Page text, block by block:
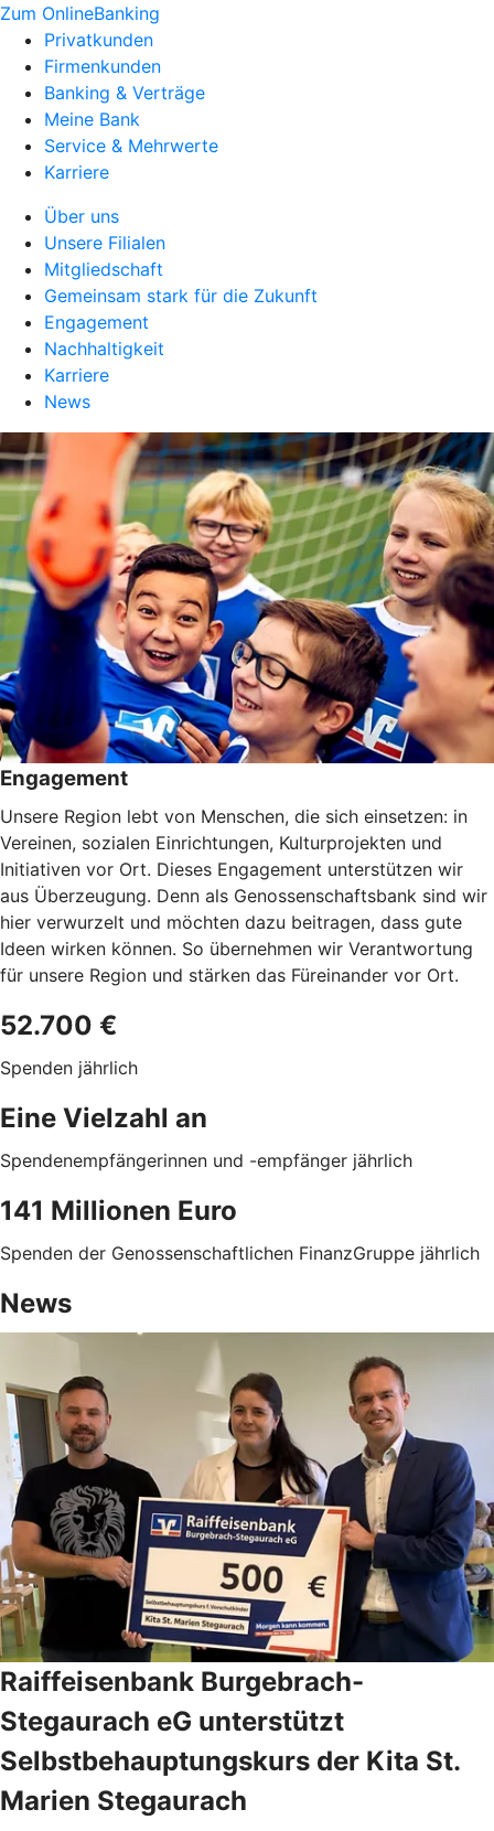
Zum OnlineBanking
Privatkunden
Firmenkunden
Banking & Verträge
Meine Bank
Service & Mehrwerte
Karriere
Über uns
Unsere Filialen
Mitgliedschaft
Gemeinsam stark für die Zukunft
Engagement
Nachhaltigkeit
Karriere
News
Engagement
Unsere Region lebt von Menschen, die sich einsetzen: in
Vereinen, sozialen Einrichtungen, Kulturprojekten und
Initiativen vor Ort. Dieses Engagement unterstützen wir
aus Überzeugung. Denn als Genossenschaftsbank sind wir
hier verwurzelt und möchten dazu beitragen, dass gute
Ideen wirken können. So übernehmen wir Verantwortung
für unsere Region und stärken das Füreinander vor Ort.
52.700 €
Spenden jährlich
Eine Vielzahl an
Spendenempfängerinnen und -empfänger jährlich
141 Millionen Euro
Spenden der Genossenschaftlichen FinanzGruppe jährlich
News
Raiffeisenbank Burgebrach-
Stegaurach eG unterstützt
Selbstbehauptungskurs der Kita St.
Marien Stegaurach